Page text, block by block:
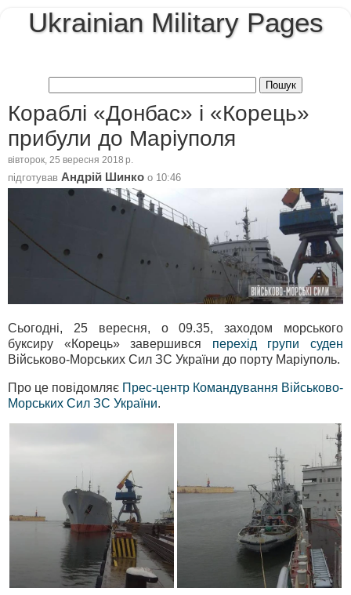
Ukrainian Military Pages
Кораблі «Донбас» і «Корець»
прибули до Маріуполя
вівторок, 25 вересня 2018 р.
підготував Андрій Шинко о 10:46
Сьогодні, 25 вересня, о 09.35, заходом морського
буксиру «Корець» завершився перехід групи суден
Військово-Морських Сил ЗС України до порту Маріуполь.
Про це повідомляє Прес-центр Командування Військово-
Морських Сил ЗС України.